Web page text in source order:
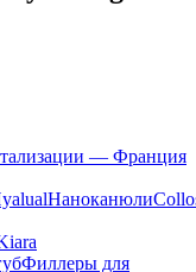
— Франция
Наноканюли
Филлеры для